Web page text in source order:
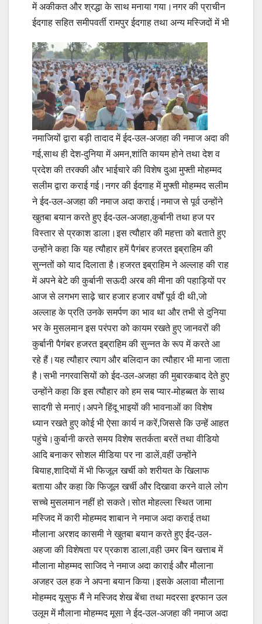
में अकीकत और श्रद्धा के साथ मनाया गया।नगर की प्राचीन
ईदगाह सहित समीपवर्ती रामपुर ईदगाह तथा अन्य मस्जिदों में भी
नमाजियों द्वारा बड़ी तादाद में ईद-उल-अजहा की नमाज अदा की
गई,साथ ही देश-दुनिया में अमन,शांति कायम होने तथा देश व
प्रदेश की तरक्की और भाईचारे की विशेष दुआ मुफ्ती मोहम्मद
सलीम द्वारा कराई गई।नगर की ईदगाह में मुफ्ती मोहम्मद सलीम
ने ईद-उल-अजहा की नमाज अदा कराई।नमाज से पूर्व उन्होंने
खुतबा बयान करते हुए ईद-उल-अजहा,कुर्बानी तथा हज पर
विस्तार से प्रकाश डाला।इस त्यौहार की महत्ता को बताते हुए
उन्होंने कहा कि यह त्यौहार हमें पैगंबर हजरत इब्राहिम की
सुन्नतों को याद दिलाता है।हजरत इब्राहिम ने अल्लाह की राह
में अपने बेटे की कुर्बानी सऊदी अरब की मीना की पहाड़ियों पर
आज से लगभग साढ़े चार हजार हजार वर्षों पूर्व दी थी,जो
अल्लाह के प्रति उनके समर्पण का भाव था और तभी से दुनिया
भर के मुसलमान इस परंपरा को कायम रखते हुए जानवरों की
कुर्बानी पैगंबर हजरत इब्राहिम की सुन्नत के रूप में करते आ
रहे हैं।यह त्यौहार त्याग और बलिदान का त्यौहार भी माना जाता
है।सभी नगरवासियों को ईद-उल-अजहा की मुबारकबाद देते हुए
उन्होंने कहा कि इस त्यौहार को हम सब प्यार-मोहब्बत के साथ
सादगी से मनाएं।अपने हिंदू भाइयों की भावनाओं का विशेष
ध्यान रखते हुए कोई भी ऐसा कार्य न करें,जिससे कि उन्हें आहत
पहुंचे।कुर्बानी करते समय विशेष सतर्कता बरतें तथा वीडियो
आदि बनाकर सोशल मीडिया पर ना डालें,वहीं उन्होंने
बियाह,शादियों में भी फिजूल खर्ची को शरीयत के खिलाफ
बताया और कहा कि फिजूल खर्ची और दिखावा करने वाले लोग
सच्चे मुसलमान नहीं हो सकते।सोत मोहल्ला स्थित जामा
मस्जिद में कारी मोहम्मद शाबान ने नमाज अदा कराई तथा
मौलाना अरशद कासमी ने खुतबा बयान करते हुए ईद-उल-
अहजा की विशेषता पर प्रकाश डाला,वही उमर बिन खत्ताब में
मौलाना मोहम्मद साजिद ने नमाज अदा काराई और मौलाना
अजहर उल हक ने अपना बयान किया।इसके अलावा मौलाना
मोहम्मद यूसुफ मैं ने मस्जिद शेख बेंचा तथा मदरसा इरफान उल
उलूम में मौलाना मोहम्मद मूसा ने ईद-उल-अजहा की नमाज अदा